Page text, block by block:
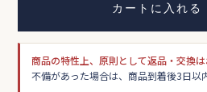
カートに入れる
商品の特性上、原則として返品・交換
不備があった場合は、商品到着後3日以